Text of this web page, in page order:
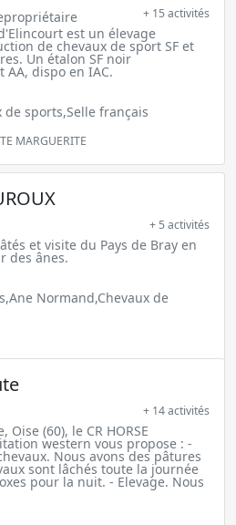
+ 15 activités
est un élevage
de chevaux de sport SF et
Un étalon SF noir
AA, dispo en IAC.
sports,Selle français
MARGUERITE
+ 5 activités
et visite du Pays de Bray en
des ânes.
Normand,Chevaux de
+ 14 activités
(60), le CR HORSE
western vous propose : -
Nous avons des pâtures
sont lâchés toute la journée
pour la nuit. - Elevage. Nous